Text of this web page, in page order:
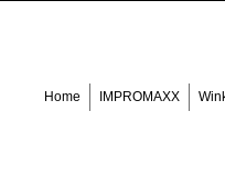
Home IMPROMAXX